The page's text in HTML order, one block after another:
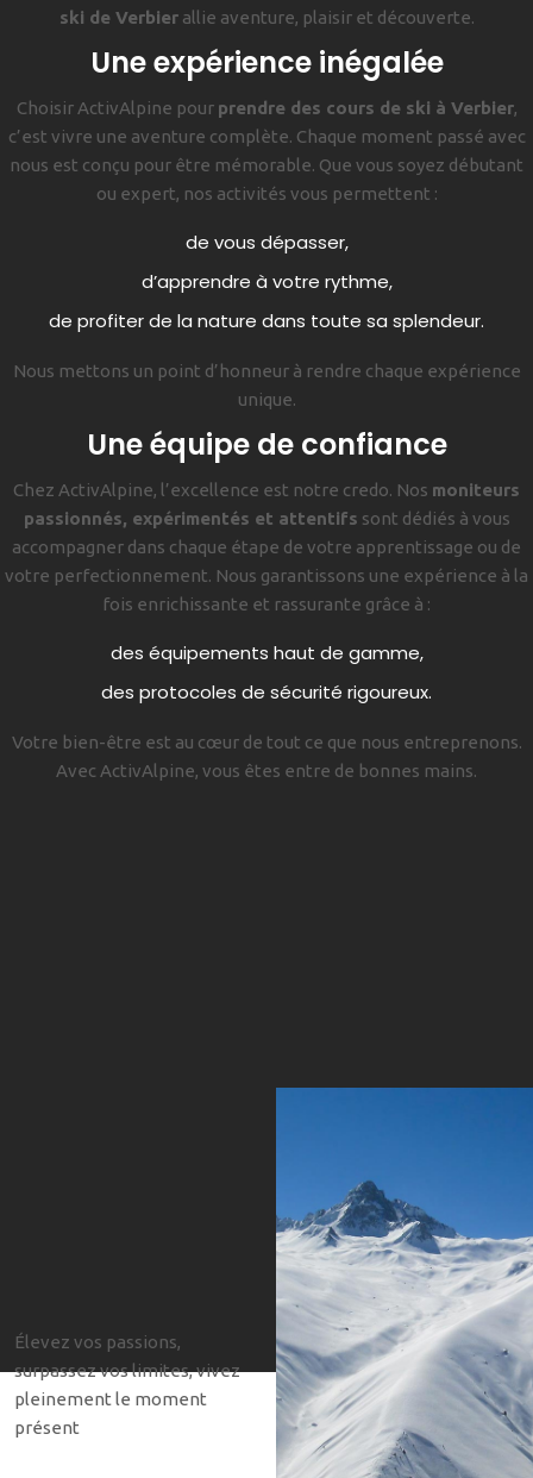
ski de Verbierallie aventure, plaisir et découverte.
Une expérience inégalée
Choisir ActivAlpine pour prendre des cours de ski à Verbier,
c’est vivre une aventure complète. Chaque moment passé avec
nous est conçu pour être mémorable. Que vous soyez débutant
ou expert, nos activités vous permettent :
de vous dépasser,
d’apprendre à votre rythme,
de profiter de la nature dans toute sa splendeur.
Nous mettons un point d’honneur à rendre chaque expérience
unique.
Une équipe de confiance
Chez ActivAlpine, l’excellence est notre credo. Nos moniteurs
passionnés, expérimentés et attentifs sont dédiés à vous
accompagner dans chaque étape de votre apprentissage ou de
votre perfectionnement. Nous garantissons une expérience à la
fois enrichissante et rassurante grâce à :
des équipements haut de gamme,
des protocoles de sécurité rigoureux.
Votre bien-être est au cœur de tout ce que nous entreprenons.
Avec ActivAlpine, vous êtes entre de bonnes mains.
Élevez vos passions,
surpassez vos limites, vivez
pleinement le moment
présent